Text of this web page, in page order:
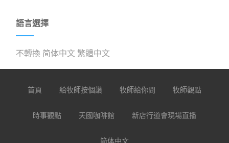
語言選擇
不轉換 简体中文 繁體中文
首頁 給牧師按個讚 牧師給你問 牧師觀點
時事觀點 天國咖啡館 新店行道會現場直播
简体中文